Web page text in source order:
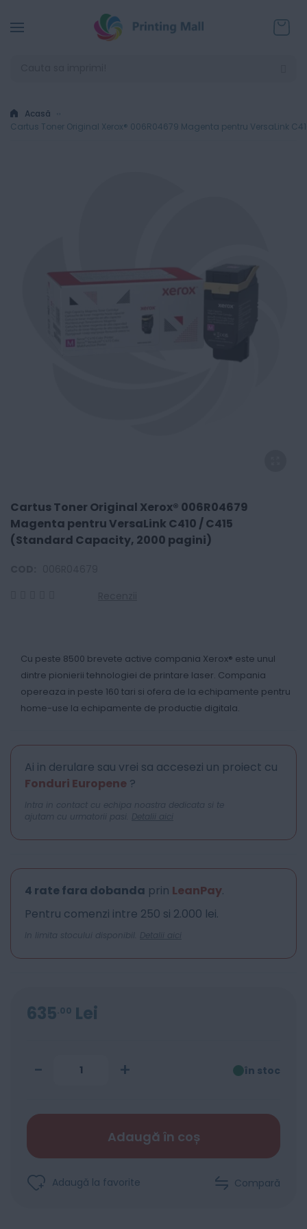
Acasă
Cartus Toner Original Xerox® 006R04679 Magenta pentru VersaLink
Cartus Toner Original Xerox® 006R04679
Magenta pentru VersaLink C410 / C415
(Standard Capacity, 2000 pagini)
Cu peste 8500 brevete active compania Xerox® este unul
dintre pionierii tehnologiei de printare laser. Compania
opereaza in peste 160 tari si ofera de la echipamente pentru
home-use la echipamente de productie digitala.
Ai in derulare sau vrei sa accesezi un proiect cu
Fonduri Europene ?
Intra in contact cu echipa noastra dedicata si te
ajutam cu urmatorii pasi. Detalii aici
4 rate fara dobanda prin LeanPay.
Pentru comenzi intre 250 si 2.000 lei.
In limita stocului disponibil. Detalii aici
635 00 Lei
- + în stoc
Adaugă în coș
Adaugă la favorite Compară